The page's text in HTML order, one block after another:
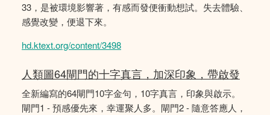
33，是被環境影響著，有感而發便衝動想試。失去體驗、
感覺改變，便退下來。
hd.ktext.org/content/3498
人類圖64閘門的十字真言，加深印象，帶啟發
全新編寫的64閘門10字金句，10字真言，印象與啟示。
閘門1 - 預感優先來，幸運聚人多。閘門2 - 隨意答應人，